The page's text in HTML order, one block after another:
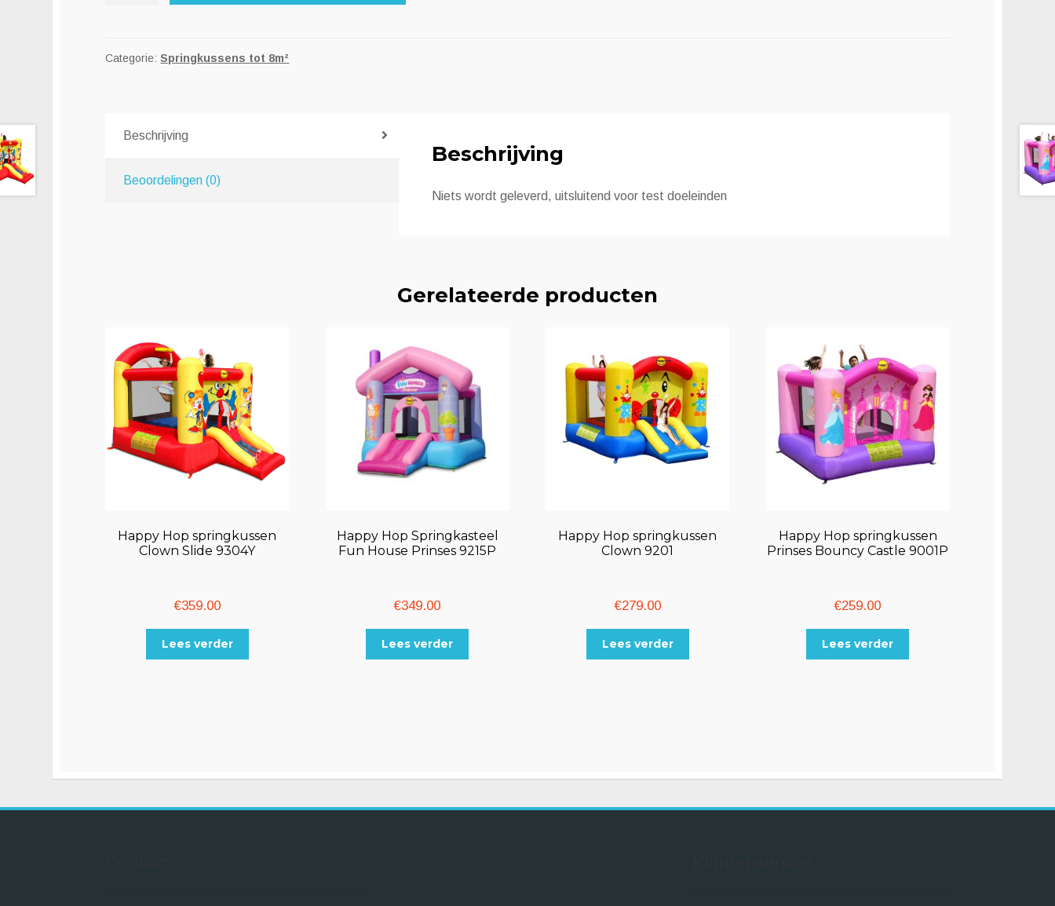
Categorie:Springkussens tot 8m²
Beschrijving
Beoordelingen (0)
Beschrijving
Niets wordt geleverd, uitsluitend voor test doeleinden
Gerelateerde producten
Happy Hop springkussen
Clown Slide 9304Y
€359.00
Lees verder
Happy Hop Springkasteel
Fun House Prinses 9215P
€349.00
Lees verder
Happy Hop springkussen
Clown 9201
€279.00
Lees verder
Happy Hop springkussen
Prinses Bouncy Castle 9001P
€259.00
Lees verder